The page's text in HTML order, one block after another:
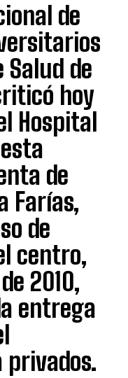
de
Salud de
hoy
Hospital
de
Farías,
de
centro,
2010,
entrega